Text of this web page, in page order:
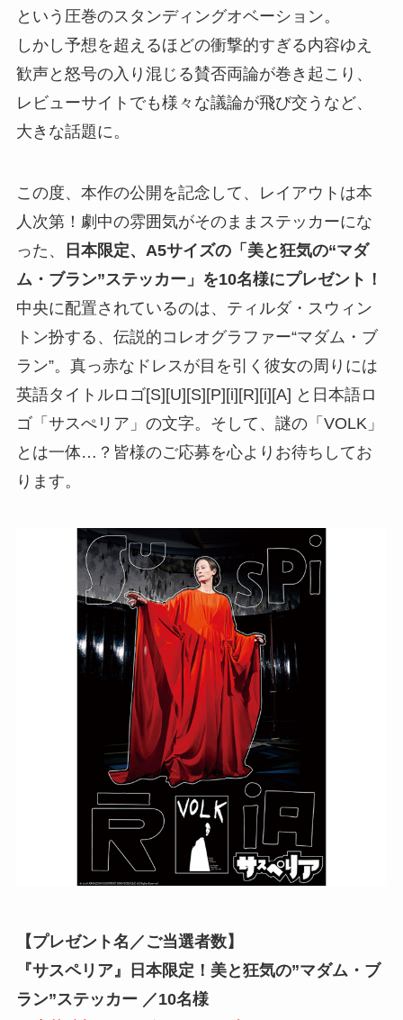
という圧巻のスタンディングオベーション。
しかし予想を超えるほどの衝撃的すぎる内容ゆえ
歓声と怒号の入り混じる賛否両論が巻き起こり、
レビューサイトでも様々な議論が飛び交うなど、
大きな話題に。
この度、本作の公開を記念して、レイアウトは本
人次第！劇中の雰囲気がそのままステッカーにな
った、
日本限定、A5サイズの「美と狂気の“マダ
ム・ブラン”ステッカー」を10名様にプレゼント！
中央に配置されているのは、ティルダ・スウィン
トン扮する、伝説的コレオグラファー“マダム・ブ
ラン”。真っ赤なドレスが目を引く彼女の周りには
英語タイトルロゴ[S][U][S][P][i][R][i][A] と日本語ロ
ゴ「サスぺリア」の文字。そして、謎の「VOLK」
とは一体…？皆様のご応募を心よりお待ちしてお
ります。
【プレゼント名／ご当選者数】
『サスペリア』日本限定！美と狂気の”マダム・ブ
ラン”ステッカー ／10名様